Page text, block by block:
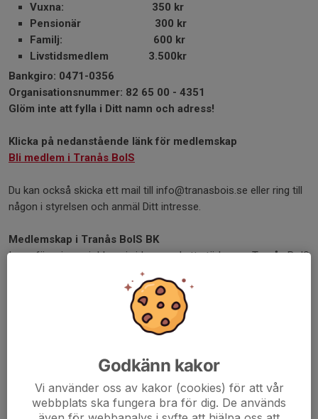
Vuxna: 350 kr
Pensionär 300 kr
Familj: 600 kr
Livstidsmedlem 3.500kr
Bankgiro: 0471-0356
Organisationsnummer: 82 65 00 - 4351
Glöm inte att fylla i Ditt namn och adress!
Klicka på nedanstående länk för medlemskap
Bli medlem i Tranås BoIS
Du kan också skicka ett mail till info@tranasbois.se eller ring till
någon i styrelsen och anmäl Ditt intresse.
Medlemskap i Tranås BoIS BK
Inom föreningen jobbar vi vidare med att stärka upp Tranås BoIS
BK ekonomiskt, organisatoriskt och sportsligt, där vår
målsättning är att bli bättre på alla dessa områden. Ekonomiskt
är det hela tiden tufft att få verksamheten att gå runt då vi
försöker satsa både på elit- och ungdomsverksamhet.
Medlemsavgifterna är en viktig del i att få föreningens ekonomi
medlemmar och att Du som inte varit medlem i föreningen
tidigare kommer med i gemenskapen.
De pengar som föreningen får in på olika sätt används för att
Godkänn kakor
Vi använder oss av kakor (cookies) för att vår
webbplats ska fungera bra för dig. De används